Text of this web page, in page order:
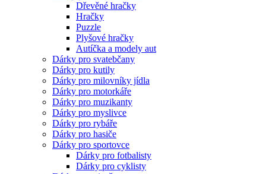
Dřevěné hračky
Hračky
Puzzle
Plyšové hračky
Autíčka a modely aut
Dárky pro svatebčany
Dárky pro kutily
Dárky pro milovníky jídla
Dárky pro motorkáře
Dárky pro muzikanty
Dárky pro myslivce
Dárky pro rybáře
Dárky pro hasiče
Dárky pro sportovce
Dárky pro fotbalisty
Dárky pro cyklisty